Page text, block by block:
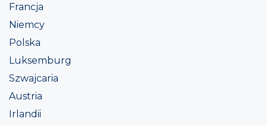
Francja
Niemcy
Polska
Luksemburg
Szwajcaria
Austria
Irlandii